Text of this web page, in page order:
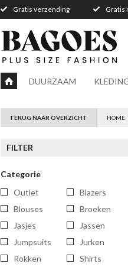
Gratis verzending Gratis
DUURZAAM
TERUG NAAR OVERZICHT HOME
FILTER
Categorie
Outlet
blazers
blouses
broeken
jasjes
jassen
jumpsuits
jurken
rokken
shirts